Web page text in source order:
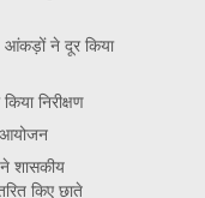
आंकड़ों ने दूर किया
निरीक्षण
आयोजन
ने शासकीय
किए छाते